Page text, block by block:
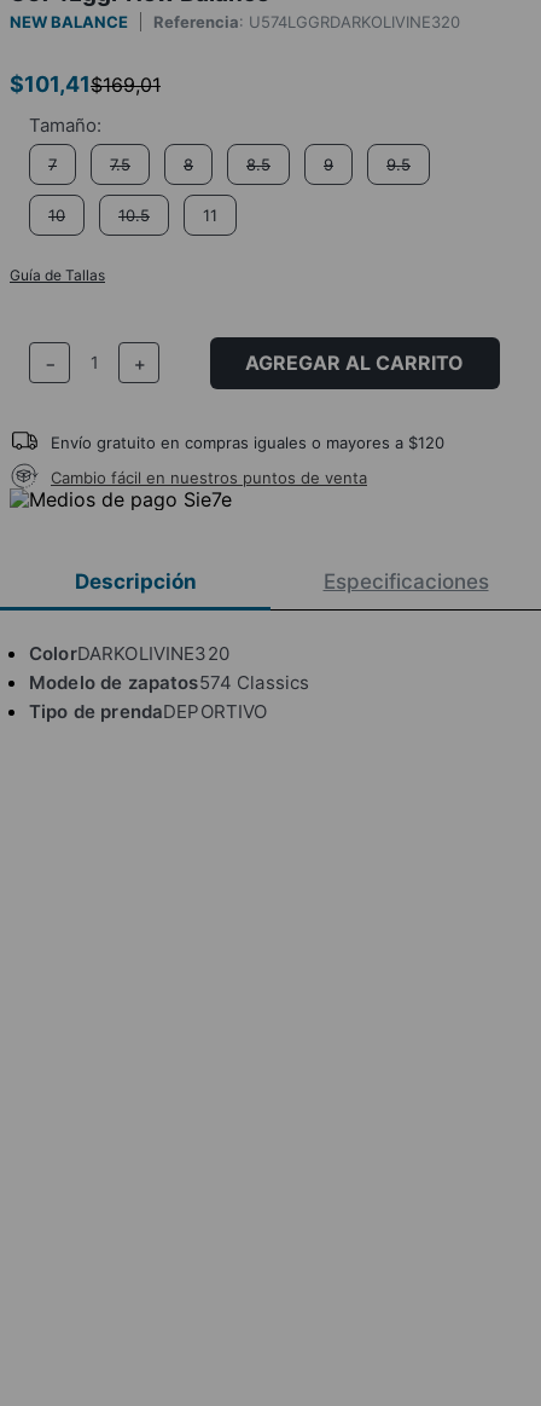
NEW BALANCE Referencia: U574LGGRDARKOLIVINE320
$101,41$169,01
7 7.5 8 8.5 9 9.5
10 10.5 11
Guía de Tallas
＋
－ AGREGAR AL CARRITO
Envío gratuito en compras iguales o mayores a $120
Cambio fácil en nuestros puntos de venta
Descripción Especificaciones
ColorDARKOLIVINE320
Modelo de zapatos574 Classics
Tipo de prendaDEPORTIVO